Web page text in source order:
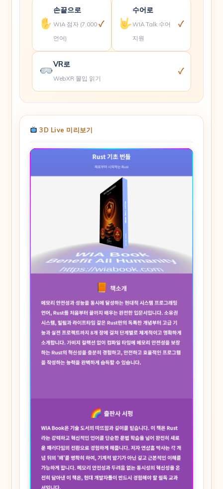
손끝으로
WIA 점자 (7,000
언어)
✓
수어로
WIA Talk 수어
지원
✓
VR로
WebXR 몰입 읽기
✓
3D Live 미리보기